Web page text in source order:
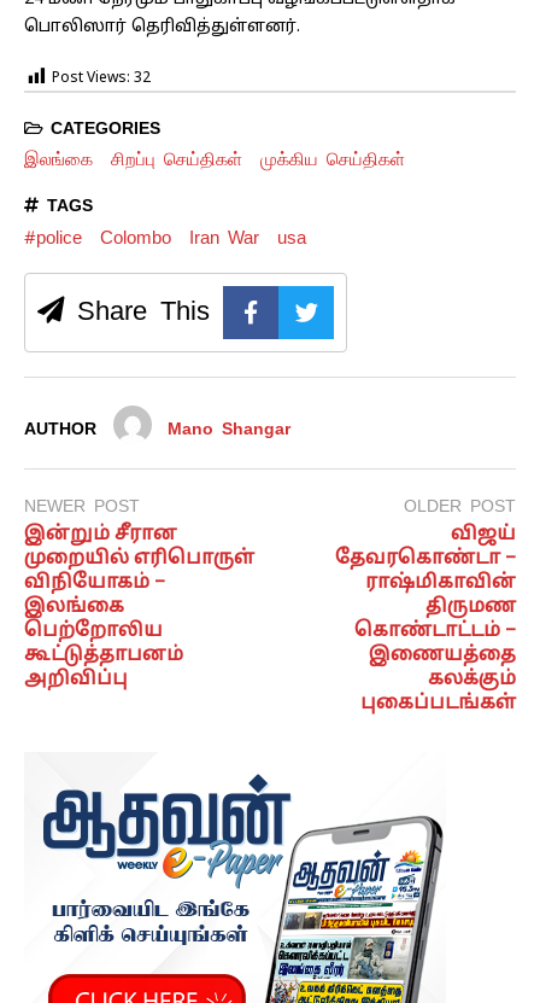
பொலிஸார் தெரிவித்துள்ளனர்.
Post Views: 32
CATEGORIES
இலங்கை சிறப்பு செய்திகள் முக்கிய செய்திகள்
TAGS
#police Colombo Iran War usa
Share This
AUTHOR Mano Shangar
NEWER POST
இன்றும் சீரான
முறையில் எரிபொருள்
விநியோகம் –
இலங்கை
பெற்றோலிய
கூட்டுத்தாபனம்
அறிவிப்பு
OLDER POST
விஜய்
தேவரகொண்டா –
ராஷ்மிகாவின்
திருமண
கொண்டாட்டம் –
இணையத்தை
கலக்கும்
புகைப்படங்கள்